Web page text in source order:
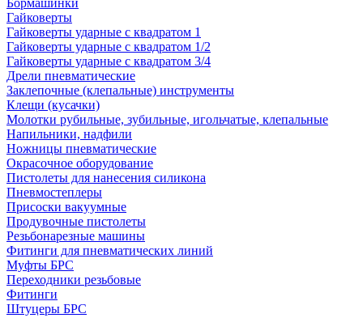
Бормашинки
Гайковерты
Гайковерты ударные с квадратом 1
Гайковерты ударные с квадратом 1/2
Гайковерты ударные с квадратом 3/4
Дрели пневматические
Заклепочные (клепальные) инструменты
Клещи (кусачки)
Молотки рубильные, зубильные, игольчатые, клепальные
Напильники, надфили
Ножницы пневматические
Окрасочное оборудование
Пистолеты для нанесения силикона
Пневмостеплеры
Присоски вакуумные
Продувочные пистолеты
Резьбонарезные машины
Фитинги для пневматических линий
Муфты БРС
Переходники резьбовые
Фитинги
Штуцеры БРС